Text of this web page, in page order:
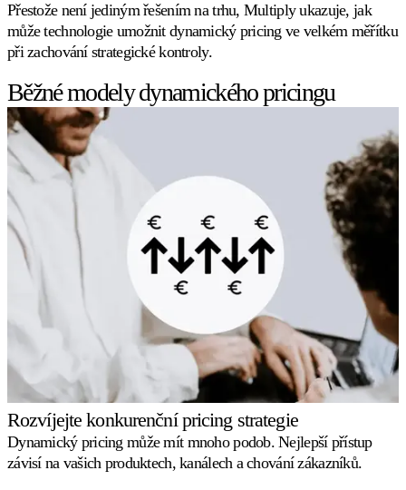
Přestože není jediným řešením na trhu, Multiply ukazuje, jak
může technologie umožnit dynamický pricing ve velkém měřítku
při zachování strategické kontroly.
Běžné modely dynamického pricingu
Rozvíjejte konkurenční pricing strategie
Dynamický pricing může mít mnoho podob. Nejlepší přístup
závisí na vašich produktech, kanálech a chování zákazníků.